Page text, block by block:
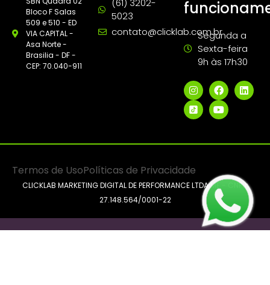
Bloco F Salas
509 e 510 - ED
VIA CAPITAL -
Asa Norte -
Brasilia - DF -
CEP: 70.040-911
(61) 3202-
5023
contato@clicklab.com.brSegunda a
Sexta-feira
9h às 17h30
Termos de UsoPolíticas de Privacidade
CLICKLAB MARKETING DIGITAL DE PERFORMANCE LTDA ME - CNPJ:
27.148.564/0001-22